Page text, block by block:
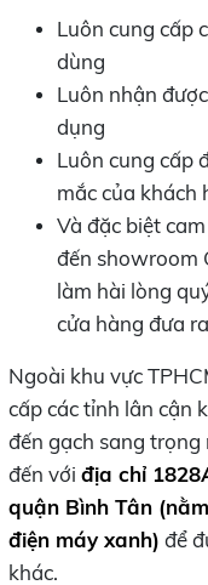
Luôn cung cấp
dùng
Luôn nhận
dụng
Luôn cung cấp
mắc của khách
Và đặc biệt
đến showroom
làm hài lòng
cửa hàng đưa
Ngoài khu vực
cấp các tỉnh lân cận
đến gạch sang
đến với địa chỉ
quận Bình Tân
điện máy xanh) để
khác.